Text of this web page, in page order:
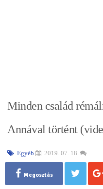
Minden család
Annával történt
Egyéb 2019. 07. 18.
Megosztás